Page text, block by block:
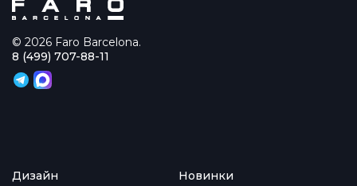
© 2026 Faro Barcelona.
Дизайн
Новинки
8 (499) 707-88-11